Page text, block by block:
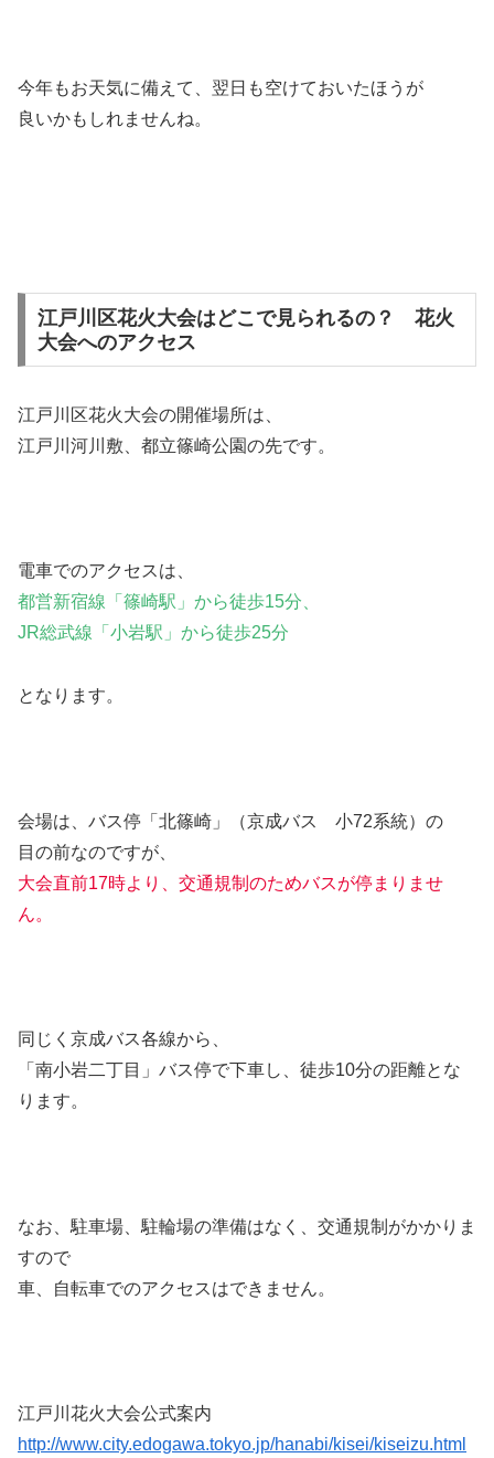
今年もお天気に備えて、翌日も空けておいたほうが
良いかもしれませんね。
江戸川区花火大会はどこで見られるの？ 花火
大会へのアクセス
江戸川区花火大会の開催場所は、
江戸川河川敷、都立篠崎公園の先です。
電車でのアクセスは、
都営新宿線「篠崎駅」から徒歩15分、
JR総武線「小岩駅」から徒歩25分
となります。
会場は、 バス停「北篠崎」（京成バス 小72系統） の
目の前なのですが、
大会直前17時より、交通規制のためバスが停まりませ
ん。
同じく京成バス各線から、
「南小岩二丁目」バス停で下車し、徒歩10分の距離とな
ります。
なお、駐車場、駐輪場の準備はなく、交通規制がかかりま
すので
車、自転車でのアクセスはできません。
江戸川花火大会公式案内
http://www.city.edogawa.tokyo.jp/hanabi/kisei/kiseizu.html